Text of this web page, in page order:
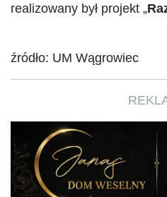
realizowany był projekt „
źródło: UM Wągrowiec